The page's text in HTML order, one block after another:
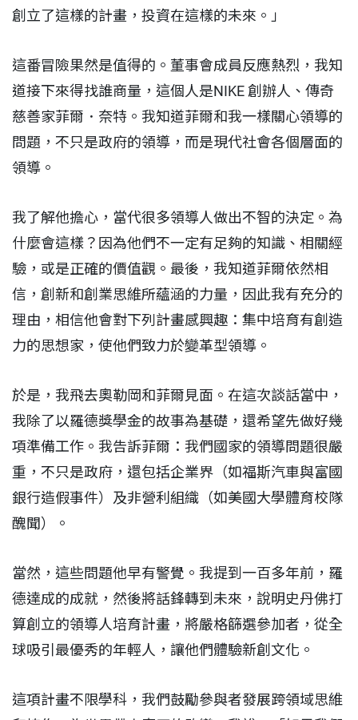
創立了這樣的計畫，投資在這樣的未來。」
這番冒險果然是值得的。董事會成員反應熱烈，我知
道接下來得找誰商量，這個人是NIKE 創辦人、傳奇
慈善家菲爾．奈特。我知道菲爾和我一樣關心領導的
問題，不只是政府的領導，而是現代社會各個層面的
領導。
我了解他擔心，當代很多領導人做出不智的決定。為
什麼會這樣？因為他們不一定有足夠的知識、相關經
驗，或是正確的價值觀。最後，我知道菲爾依然相
信，創新和創業思維所蘊涵的力量，因此我有充分的
理由，相信他會對下列計畫感興趣：集中培育有創造
力的思想家，使他們致力於變革型領導。
於是，我飛去奧勒岡和菲爾見面。在這次談話當中，
我除了以羅德獎學金的故事為基礎，還希望先做好幾
項準備工作。我告訴菲爾：我們國家的領導問題很嚴
重，不只是政府，還包括企業界（如福斯汽車與富國
銀行造假事件）及非營利組織（如美國大學體育校隊
醜聞）。
當然，這些問題他早有警覺。我提到一百多年前，羅
德達成的成就，然後將話鋒轉到未來，說明史丹佛打
算創立的領導人培育計畫，將嚴格篩選參加者，從全
球吸引最優秀的年輕人，讓他們體驗新創文化。
這項計畫不限學科，我們鼓勵參與者發展跨領域思維